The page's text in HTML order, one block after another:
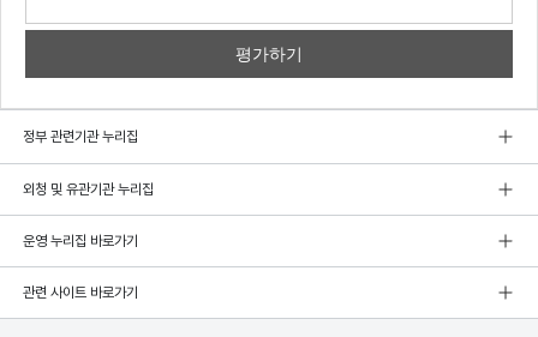
정부 관련기관 누리집
외청 및 유관기관 누리집
운영 누리집 바로가기
관련 사이트 바로가기